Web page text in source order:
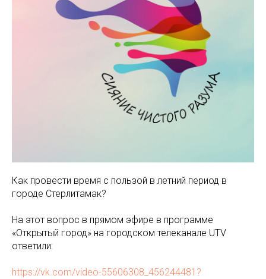
Как провести время с пользой в летний период в
городе Стерлитамак?
На этот вопрос в прямом эфире в программе
«Открытый город» на городском телеканале UTV
ответили:
https://vk.com/video-55606308_456244481?